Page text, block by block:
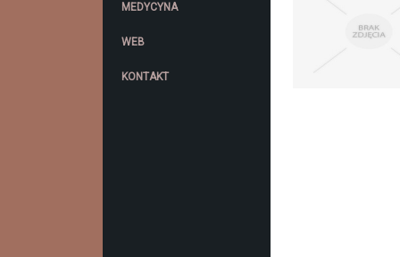
MEDYCYNA
WEB
KONTAKT